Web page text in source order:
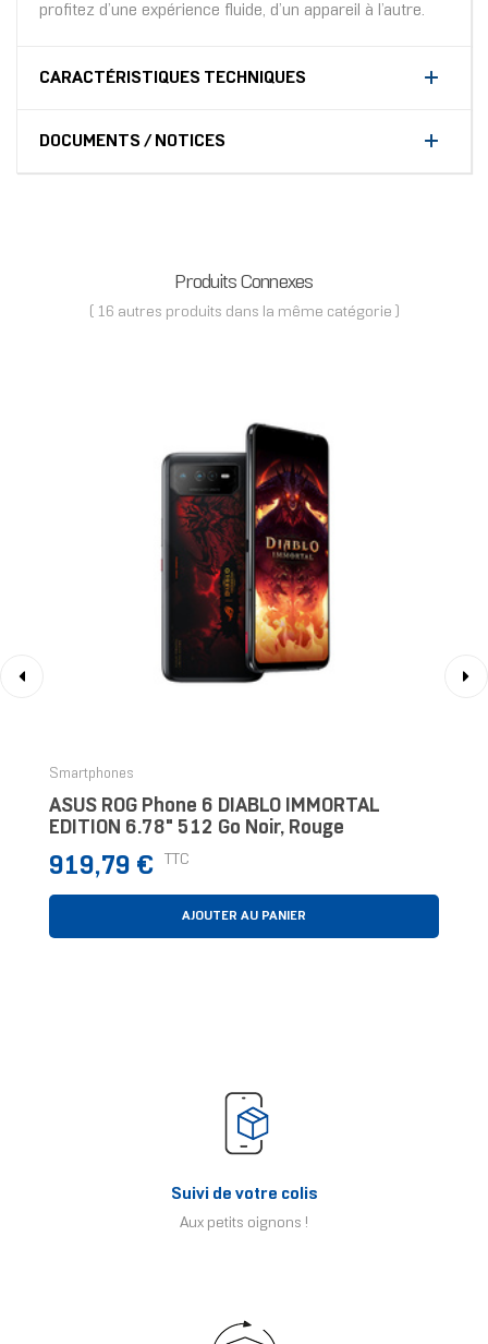
profitez d’une expérience fluide, d’un appareil à l’autre.
CARACTÉRISTIQUES TECHNIQUES
DOCUMENTS / NOTICES
Produits Connexes
( 16 autres produits dans la même catégorie )
Smartphones
ASUS ROG Phone 6 DIABLO IMMORTAL
EDITION 6.78" 512 Go Noir, Rouge
Prix
919,79 € TTC
AJOUTER AU PANIER
Suivi de votre colis
Aux petits oignons !